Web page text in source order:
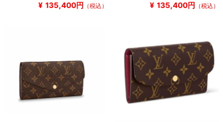
¥ 135,400円 （税込） ¥ 135,400円 （税込）